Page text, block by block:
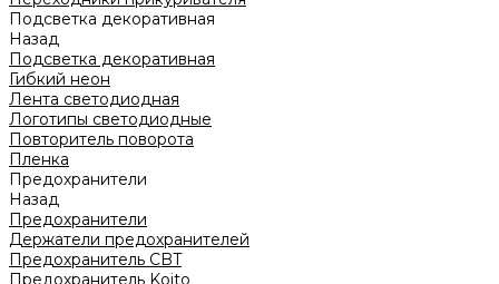
Подсветка декоративная
Назад
Подсветка декоративная
Гибкий неон
Лента светодиодная
Логотипы светодиодные
Повторитель поворота
Пленка
Предохранители
Назад
Предохранители
Держатели предохранителей
Предохранитель CBT
Предохранитель Koito